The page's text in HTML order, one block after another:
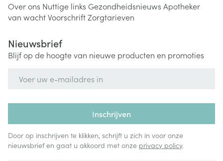
Over ons Nuttige links Gezondheidsnieuws Apotheker
van wachtVoorschriftZorgtarieven
Nieuwsbrief
Blijf op de hoogte van nieuwe producten en promoties
Inschrijven
Door op inschrijven te klikken, schrijft u zich in voor onze
nieuwsbrief en gaat u akkoord met onze privacy policy.